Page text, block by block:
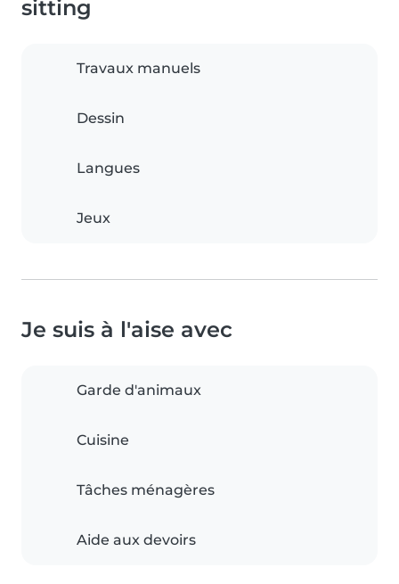
sitting
Travaux manuels
Dessin
Langues
Jeux
Je suis à l'aise avec
Garde d'animaux
Cuisine
Tâches ménagères
Aide aux devoirs